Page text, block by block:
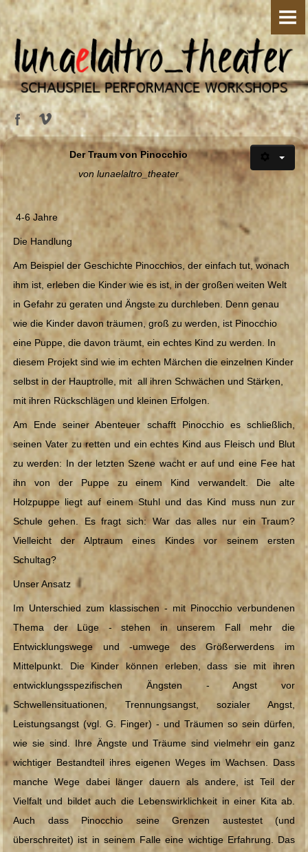
HOME
ÜBER UNS
Silvia Sassetti
Lorenzo Pennacchietti
PRODUKTIONEN
Lucky und Pozzo
Lucky und Pozzo - on the road
Mimi & Gaston
Go Pinocchio go
Robinson und Freitag
MITMACH-THEATER
Ausbeutung von Kinderarbeit
Der Traum von Pinocchio
Die Brücke und andere Geschichten
Mimi & Gaston - Der Körper im Spiel
Ökologische Aufklärung - Die Diktatur des Mülls
Theater und Anderssein - Die Trauminsel
TERMINE
BILDER
KONTAKT
Der Traum von Pinocchio
von lunaelaltro_theater
4-6 Jahre
Die Handlung
Am Beispiel der Geschichte Pinocchios, der einfach tut, wonach
ihm ist, erleben die Kinder wie es ist, in der großen weiten Welt
in Gefahr zu geraten und Ängste zu durchleben. Denn genau
wie die Kinder davon träumen, groß zu werden, ist Pinocchio
eine Puppe, die davon träumt, ein echtes Kind zu werden. In
diesem Projekt sind wie im echten Märchen die einzelnen Kinder
selbst in der Hauptrolle, mit all ihren Schwächen und Stärken,
mit ihren Rückschlägen und kleinen Erfolgen.
Am Ende seiner Abenteuer schafft Pinocchio es schließlich,
seinen Vater zu retten und ein echtes Kind aus Fleisch und Blut
zu werden: In der letzten Szene wacht er auf und eine Fee hat
ihn von der Puppe zu einem Kind verwandelt. Die alte
Holzpuppe liegt auf einem Stuhl und das Kind muss nun zur
Schule gehen. Es fragt sich: War das alles nur ein Traum?
Vielleicht der Alptraum eines Kindes vor seinem ersten
Schultag?
Unser Ansatz
Im Unterschied zum klassischen - mit Pinocchio verbundenen
Thema der Lüge - stehen in unserem Fall mehr die
Entwicklungswege und -umwege des Größerwerdens im
Mittelpunkt. Die Kinder können erleben, dass sie mit ihren
entwicklungsspezifischen Ängsten - Angst vor
Schwellensituationen, Trennungsangst, sozialer Angst,
Leistungsangst (vgl. G. Finger) - und Träumen so sein dürfen,
wie sie sind. Ihre Ängste und Träume sind vielmehr ein ganz
wichtiger Bestandteil ihres eigenen Weges im Wachsen. Dass
manche Wege dabei länger dauern als andere, ist Teil der
Vielfalt und bildet auch die Lebenswirklichkeit in einer Kita ab.
Auch dass Pinocchio seine Grenzen austestet (und
überschreitet) ist in seinem Falle eine wichtige Erfahrung. Das